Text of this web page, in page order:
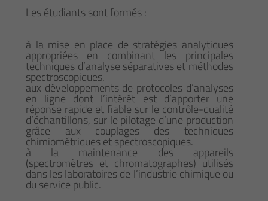
Les étudiants sont formés :
à la mise en place de stratégies analytiques
appropriées en combinant les principales
techniques d’analyse séparatives et méthodes
spectroscopiques.
aux développements de protocoles d’analyses
en ligne dont l’intérêt est d’apporter une
réponse rapide et fiable sur le contrôle-qualité
d’échantillons, sur le pilotage d’une production
grâce aux couplages des techniques
chimiométriques et spectroscopiques.
à la maintenance des appareils
(spectromètres et chromatographes) utilisés
dans les laboratoires de l’industrie chimique ou
du service public.